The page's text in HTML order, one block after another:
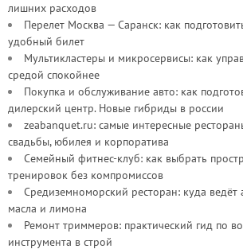
лишних расходов
Перелет Москва — Саранск: как
удобный билет
Мультикластеры и микросервисы: как
средой спокойнее
Покупка и обслуживание авто: как
дилерский центр. Новые гибриды в россии
zeabanquet.ru: самые интересные
свадьбы, юбилея и корпоратива
Семейный фитнес-клуб: как выбрать
тренировок без компромиссов
Средиземноморский ресторан: куда ведёт
масла и лимона
Ремонт триммеров: практический гид по
инструмента в строй